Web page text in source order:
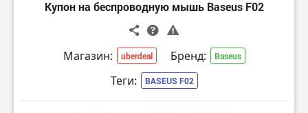
Купон на беспроводную мышь Baseus F02
Магазин: uberdeal Бренд: Baseus
Теги: BASEUS F02